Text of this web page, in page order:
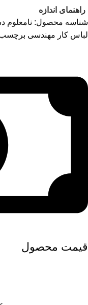
راهنمای اندازه
شناسه محصول: نامعلوم
لباس کار مهندسی
قیمت محصول